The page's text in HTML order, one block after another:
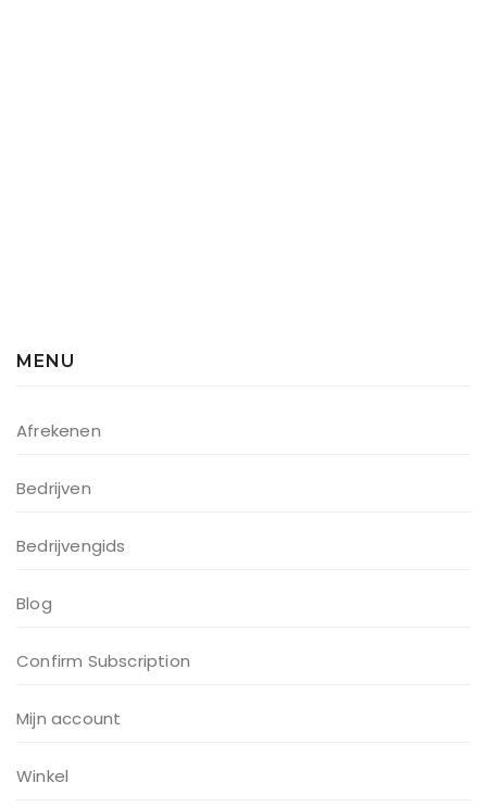
MENU
Afrekenen
Bedrijven
Bedrijvengids
Blog
Confirm Subscription
Mijn account
Winkel